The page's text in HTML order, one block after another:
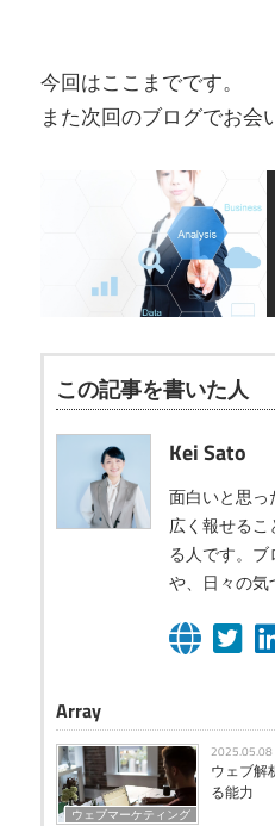
今回はここまでです。
また次回のブログでお会
この記事を書いた人
Kei Sato
面白いと思っ
広く報せるこ
る人です。ブ
や、日々の気
Array
ウェブマーケティング
2025.05.08
ウェブ解
る能力